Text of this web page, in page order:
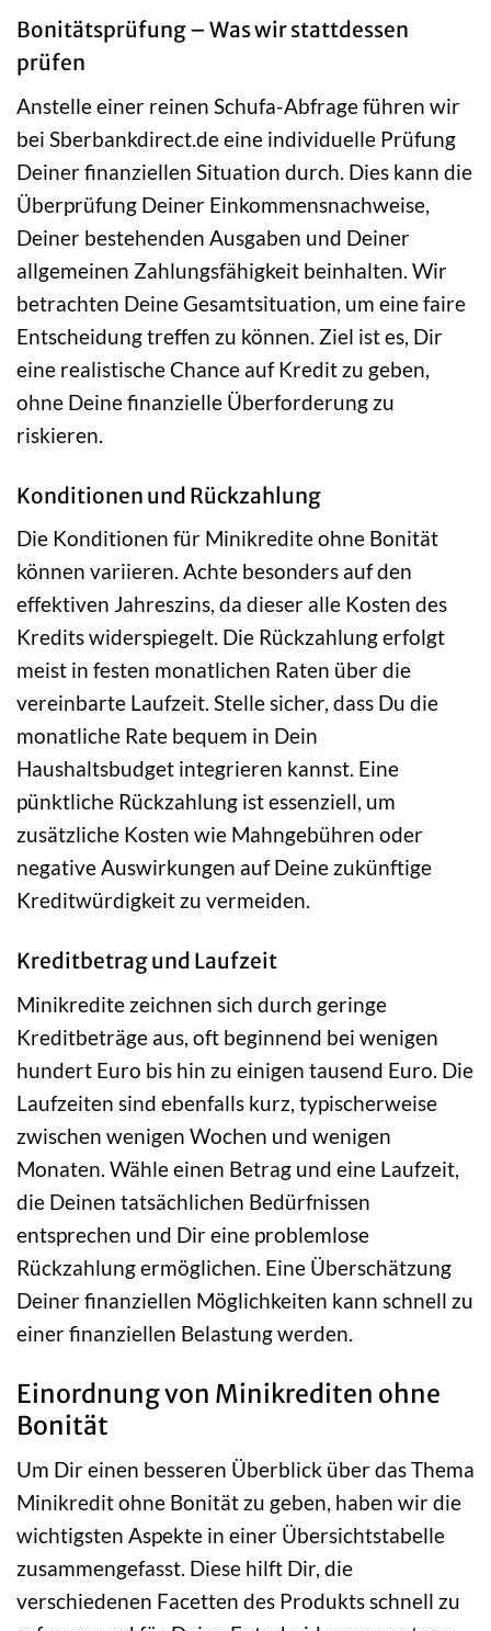
Bonitätsprüfung – Was wir stattdessen
prüfen
Anstelle einer reinen Schufa-Abfrage führen wir
bei Sberbankdirect.de eine individuelle Prüfung
Deiner finanziellen Situation durch. Dies kann die
Überprüfung Deiner Einkommensnachweise,
Deiner bestehenden Ausgaben und Deiner
allgemeinen Zahlungsfähigkeit beinhalten. Wir
betrachten Deine Gesamtsituation, um eine faire
Entscheidung treffen zu können. Ziel ist es, Dir
eine realistische Chance auf Kredit zu geben,
ohne Deine finanzielle Überforderung zu
riskieren.
Konditionen und Rückzahlung
Die Konditionen für Minikredite ohne Bonität
können variieren. Achte besonders auf den
effektiven Jahreszins, da dieser alle Kosten des
Kredits widerspiegelt. Die Rückzahlung erfolgt
meist in festen monatlichen Raten über die
vereinbarte Laufzeit. Stelle sicher, dass Du die
monatliche Rate bequem in Dein
Haushaltsbudget integrieren kannst. Eine
pünktliche Rückzahlung ist essenziell, um
zusätzliche Kosten wie Mahngebühren oder
negative Auswirkungen auf Deine zukünftige
Kreditwürdigkeit zu vermeiden.
Kreditbetrag und Laufzeit
Minikredite zeichnen sich durch geringe
Kreditbeträge aus, oft beginnend bei wenigen
hundert Euro bis hin zu einigen tausend Euro. Die
Laufzeiten sind ebenfalls kurz, typischerweise
zwischen wenigen Wochen und wenigen
Monaten. Wähle einen Betrag und eine Laufzeit,
die Deinen tatsächlichen Bedürfnissen
entsprechen und Dir eine problemlose
Rückzahlung ermöglichen. Eine Überschätzung
Deiner finanziellen Möglichkeiten kann schnell zu
einer finanziellen Belastung werden.
Einordnung von Minikrediten ohne
Bonität
Um Dir einen besseren Überblick über das Thema
Minikredit ohne Bonität zu geben, haben wir die
wichtigsten Aspekte in einer Übersichtstabelle
zusammengefasst. Diese hilft Dir, die
verschiedenen Facetten des Produkts schnell zu